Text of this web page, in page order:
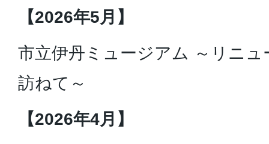
【2026年5月】
市立伊丹ミュージアム ～リニ
訪ねて～
【2026年4月】